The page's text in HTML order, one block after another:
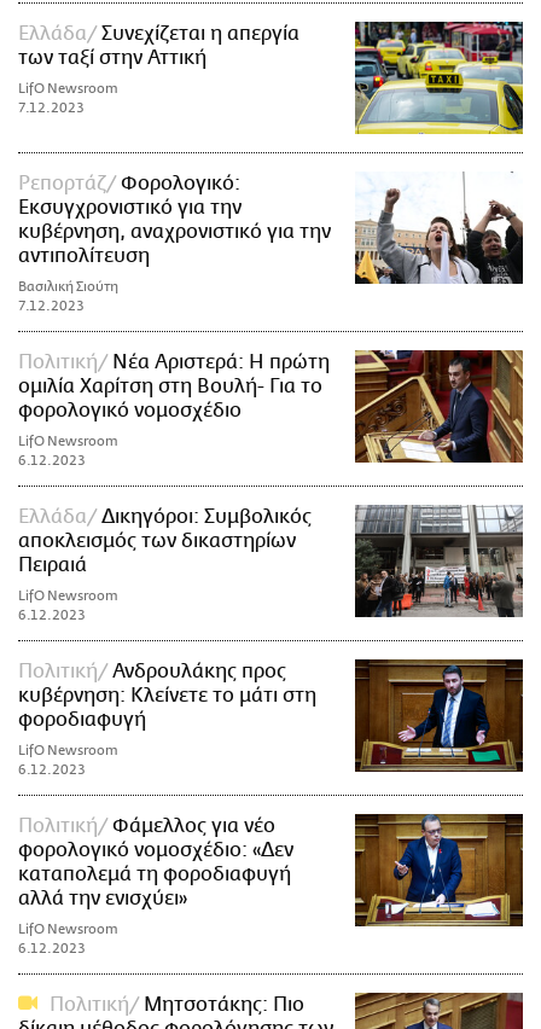
Ελλάδα
Συνεχίζεται η απεργία
των ταξί στην Αττική
LifO Newsroom
7.12.2023
Ρεπορτάζ
Φορολογικό:
Εκσυγχρονιστικό για την
κυβέρνηση, αναχρονιστικό για την
αντιπολίτευση
Βασιλική Σιούτη
7.12.2023
Πολιτική
Νέα Αριστερά: Η πρώτη
ομιλία Χαρίτση στη Βουλή- Για το
φορολογικό νομοσχέδιο
LifO Newsroom
6.12.2023
Ελλάδα
Δικηγόροι: Συμβολικός
αποκλεισμός των δικαστηρίων
Πειραιά
LifO Newsroom
6.12.2023
Πολιτική
Ανδρουλάκης προς
κυβέρνηση: Κλείνετε το μάτι στη
φοροδιαφυγή
LifO Newsroom
6.12.2023
Πολιτική
Φάμελλος για νέο
φορολογικό νομοσχέδιο: «Δεν
καταπολεμά τη φοροδιαφυγή
αλλά την ενισχύει»
LifO Newsroom
6.12.2023
Πολιτική
Μητσοτάκης: Πιο